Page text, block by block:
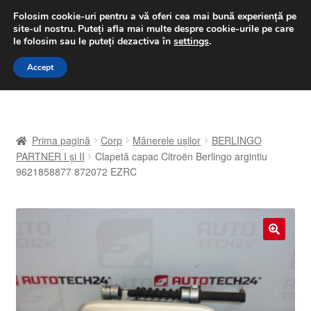
LIVRARE de la 33 lei
luni-vineri 9 a.m. - 4 p.m.031 229 6816
Sari
Sari
A lua legatura
Finalizare comandă
Prima pagină Corp Mânerele ușilor
BERLINGO
PARTNER I și II
Clapetă capac Citroën Berlingo argintiu
9621858877 872072 EZRC
Folosim cookie-uri pentru a vă oferi cea mai bună experiență pe
site-ul nostru. Puteți afla mai multe despre cookie-urile pe care
le folosim sau le puteți dezactiva în settings.
Accept